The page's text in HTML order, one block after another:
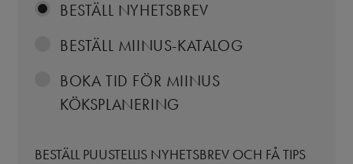
BESTÄLL NYHETSBREV
BESTÄLL MIINUS-KATALOG
BOKA TID FÖR MIINUS
KÖKSPLANERING
BESTÄLL PUUSTELLIS NYHETSBREV OCH FÅ TIPS